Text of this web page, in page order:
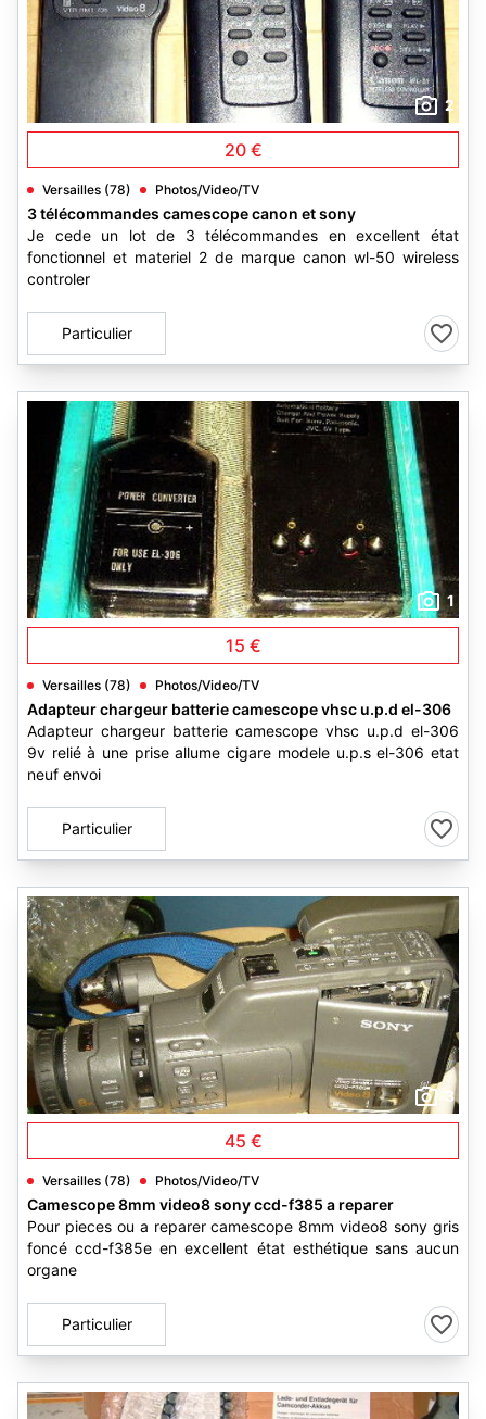
2
20 €
Versailles (78) Photos/Video/TV
3 télécommandes camescope canon et sony
Je cede un lot de 3 télécommandes en excellent état
fonctionnel et materiel 2 de marque canon wl-50 wireless
controler
Particulier
1
15 €
Versailles (78) Photos/Video/TV
Adapteur chargeur batterie camescope vhsc u.p.d el-306
Adapteur chargeur batterie camescope vhsc u.p.d el-306
9v relié à une prise allume cigare modele u.p.s el-306 etat
neuf envoi
Particulier
3
45 €
Versailles (78) Photos/Video/TV
Camescope 8mm video8 sony ccd-f385 a reparer
Pour pieces ou a reparer camescope 8mm video8 sony gris
foncé ccd-f385e en excellent état esthétique sans aucun
organe
Particulier